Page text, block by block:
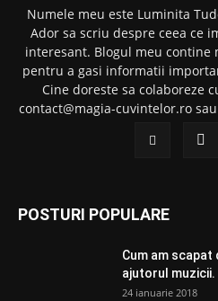
Numele meu este Luminita
Ador sa scriu despre ceea ce
interesant. Blogul meu
pentru a gasi informatii
Cine doreste sa colaboreze
contact@magia-cuvintelor.ro
POSTURI POPULARE
Cum am
ajutorul muzicii.
24 ianuarie 2018